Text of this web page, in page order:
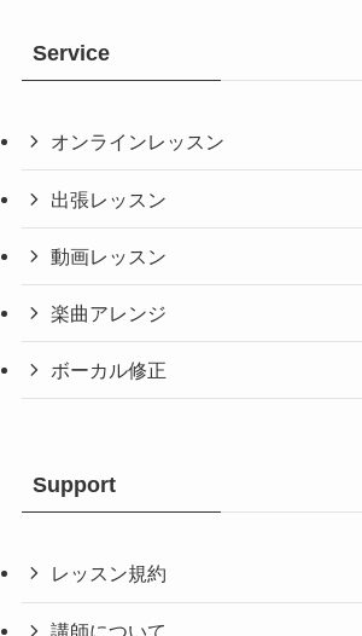
Service
オンラインレッスン
出張レッスン
動画レッスン
楽曲アレンジ
ボーカル修正
Support
レッスン規約
講師について